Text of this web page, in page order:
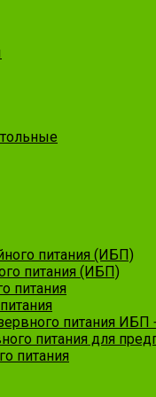
питания (ИБП)
питания ИБП
питания для
питания